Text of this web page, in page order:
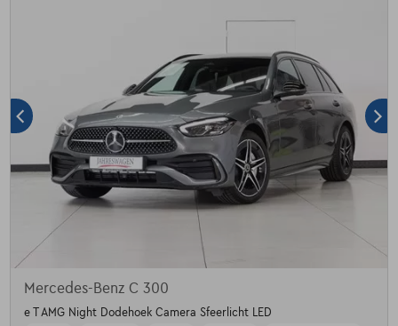
Mercedes-Benz C 300
e T AMG Night Dodehoek Camera Sfeerlicht LED